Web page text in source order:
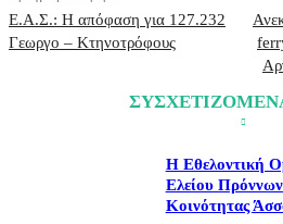
Ε.Α.Σ.: Η απόφαση για 127.232
Γεωργο – Κτηνοτρόφους
Η Εθελοντική
Ελείου Πρόννων
Κοινότητας